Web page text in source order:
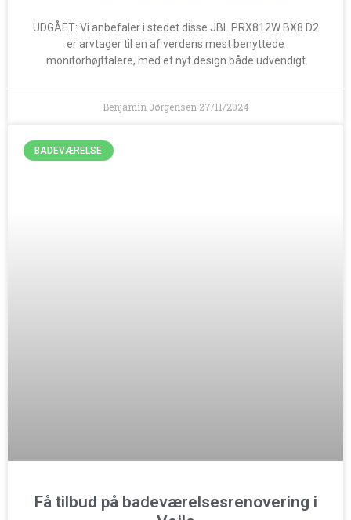
UDGÅET: Vi anbefaler i stedet disse JBL PRX812W BX8 D2
er arvtager til en af verdens mest benyttede
monitorhøjttalere, med et nyt design både udvendigt
Benjamin Jørgensen 27/11/2024
BADEVÆRELSE
Få tilbud på badeværelsesrenovering i